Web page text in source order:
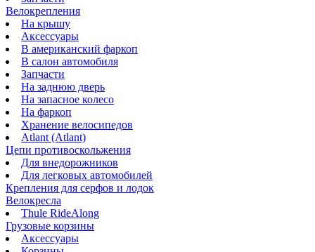
Велокрепления
На крышу
Аксессуары
В американский фаркоп
В салон автомобиля
Запчасти
На заднюю дверь
На запасное колесо
На фаркоп
Хранение велосипедов
Atlant (Atlant)
Цепи противоскольжения
Для внедорожников
Для легковых автомобилей
Крепления для серфов и лодок
Велокресла
Thule RideAlong
Грузовые корзины
Аксессуары